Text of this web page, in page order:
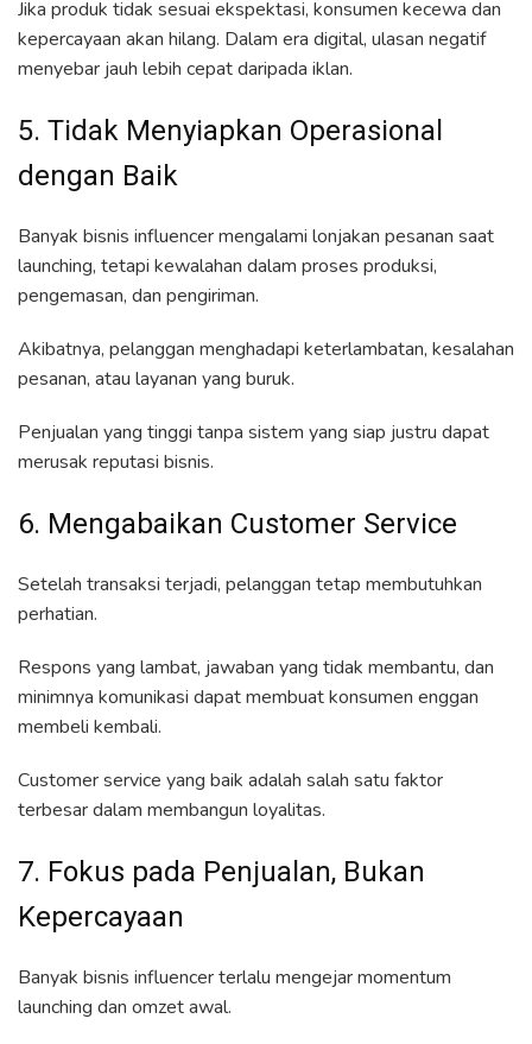
Jika produk tidak sesuai ekspektasi, konsumen kecewa dan
kepercayaan akan hilang. Dalam era digital, ulasan negatif
menyebar jauh lebih cepat daripada iklan.
5. Tidak Menyiapkan Operasional
dengan Baik
Banyak bisnis influencer mengalami lonjakan pesanan saat
launching, tetapi kewalahan dalam proses produksi,
pengemasan, dan pengiriman.
Akibatnya, pelanggan menghadapi keterlambatan, kesalahan
pesanan, atau layanan yang buruk.
Penjualan yang tinggi tanpa sistem yang siap justru dapat
merusak reputasi bisnis.
6. Mengabaikan Customer Service
Setelah transaksi terjadi, pelanggan tetap membutuhkan
perhatian.
Respons yang lambat, jawaban yang tidak membantu, dan
minimnya komunikasi dapat membuat konsumen enggan
membeli kembali.
Customer service yang baik adalah salah satu faktor
terbesar dalam membangun loyalitas.
7. Fokus pada Penjualan, Bukan
Kepercayaan
Banyak bisnis influencer terlalu mengejar momentum
launching dan omzet awal.